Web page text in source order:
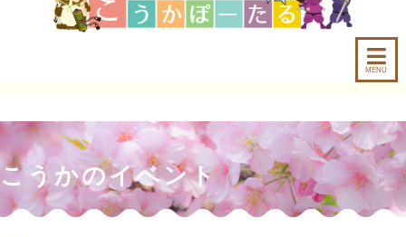
MENU
こうかのイベント